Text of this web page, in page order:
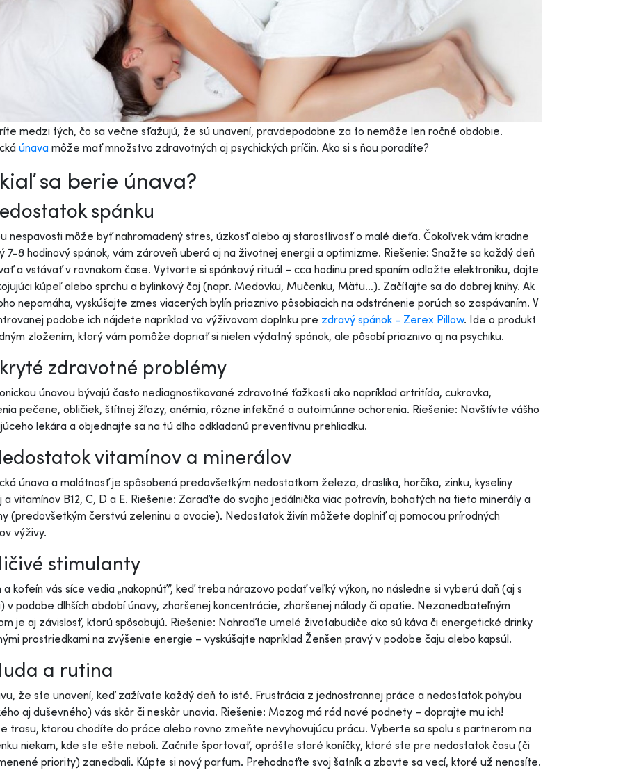
medzi tých, čo sa večne sťažujú, že sú unavení, pravdepodobne za to nemôže len ročné obdobie.
únava môže mať množstvo zdravotných aj psychických príčin. Ako si s ňou poradíte?
sa berie únava?
spánku
nespavosti môže byť nahromadený stres, úzkosť alebo aj starostlivosť o malé dieťa. Čokoľvek vám kradne
7-8 hodinový spánok, vám zároveň uberá aj na životnej energii a optimizme. Riešenie: Snažte sa každý deň
a vstávať v rovnakom čase. Vytvorte si spánkový rituál – cca hodinu pred spaním odložte elektroniku, dajte
kúpeľ alebo sprchu a bylinkový čaj (napr. Medovku, Mučenku, Mätu…). Začítajte sa do dobrej knihy. Ak
nepomáha, vyskúšajte zmes viacerých bylín priaznivo pôsobiacich na odstránenie porúch so zaspávaním. V
podobe ich nájdete napríklad vo výživovom doplnku pre zdravý spánok - Zerex Pillow. Ide o produkt
zložením, ktorý vám pomôže dopriať si nielen výdatný spánok, ale pôsobí priaznivo aj na psychiku.
zdravotné problémy
únavou bývajú často nediagnostikované zdravotné ťažkosti ako napríklad artritída, cukrovka,
pečene, obličiek, štítnej žľazy, anémia, rôzne infekčné a autoimúnne ochorenia. Riešenie: Navštívte vášho
lekára a objednajte sa na tú dlho odkladanú preventívnu prehliadku.
vitamínov a minerálov
únava a malátnosť je spôsobená predovšetkým nedostatkom železa, draslíka, horčíka, zinku, kyseliny
a vitamínov B12, C, D a E. Riešenie: Zaraďte do svojho jedálnička viac potravín, bohatých na tieto minerály a
(predovšetkým čerstvú zeleninu a ovocie). Nedostatok živín môžete doplniť aj pomocou prírodných
výživy.
stimulanty
a kofeín vás síce vedia „nakopnúť”, keď treba nárazovo podať veľký výkon, no následne si vyberú daň (aj s
v podobe dlhších období únavy, zhoršenej koncentrácie, zhoršenej nálady či apatie. Nezanedbateľným
je aj závislosť, ktorú spôsobujú. Riešenie: Nahraďte umelé životabudiče ako sú káva či energetické drinky
prostriedkami na zvýšenie energie – vyskúšajte napríklad Ženšen pravý v podobe čaju alebo kapsúl.
a rutina
že ste unavení, keď zažívate každý deň to isté. Frustrácia z jednostrannej práce a nedostatok pohybu
aj duševného) vás skôr či neskôr unavia. Riešenie: Mozog má rád nové podnety – doprajte mu ich!
trasu, ktorou chodíte do práce alebo rovno zmeňte nevyhovujúcu prácu. Vyberte sa spolu s partnerom na
niekam, kde ste ešte neboli. Začnite športovať, oprášte staré koníčky, ktoré ste pre nedostatok času (či
priority) zanedbali. Kúpte si nový parfum. Prehodnoťte svoj šatník a zbavte sa vecí, ktoré už nenosíte.